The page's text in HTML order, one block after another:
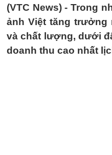
(VTC News) - Trong
ảnh Việt tăng trưởng
và chất lượng, dưới
doanh thu cao nhất